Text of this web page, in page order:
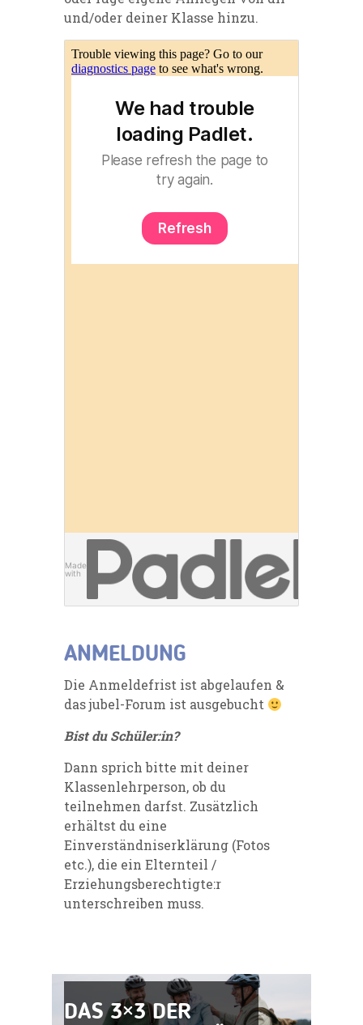
und/oder deiner Klasse hinzu.
Made
with
ANMELDUNG
Die Anmeldefrist ist abgelaufen &
das jubel-Forum ist ausgebucht
Bist du Schüler:in?
Dann sprich bitte mit deiner
Klassenlehrperson, ob du
teilnehmen darfst. Zusätzlich
erhältst du eine
Einverständniserklärung (Fotos
etc.), die ein Elternteil /
Erziehungsberechtigte:r
unterschreiben muss.
DAS 3×3 DER